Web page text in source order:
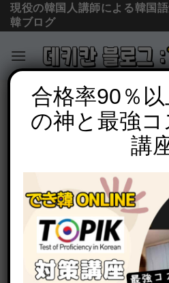
Skip
content
現役の韓国人講師による韓国
韓ブログ
必須文法と表現
【韓国語 命令形】아/
고(먹으라고)の意味の
POSTED ON2020年5月19日 BYでき韓
合格率90％
の神と最強
講